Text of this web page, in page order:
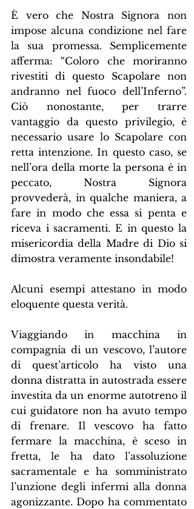
È vero che Nostra Signora non
impose alcuna condizione nel fare
la sua promessa. Semplicemente
afferma: “Coloro che moriranno
rivestiti di questo Scapolare non
andranno nel fuoco dell’Inferno”.
Ciò nonostante, per trarre
vantaggio da questo privilegio, è
necessario usare lo Scapolare con
retta intenzione. In questo caso, se
nell’ora della morte la persona è in
peccato, Nostra Signora
provvederà, in qualche maniera, a
fare in modo che essa si penta e
riceva i sacramenti. E in questo la
misericordia della Madre di Dio si
dimostra veramente insondabile!
Alcuni esempi attestano in modo
eloquente questa verità.
Viaggiando in macchina in
compagnia di un vescovo, l’autore
di quest’articolo ha visto una
donna distratta in autostrada essere
investita da un enorme autotreno il
cui guidatore non ha avuto tempo
di frenare. Il vescovo ha fatto
fermare la macchina, è sceso in
fretta, le ha dato l’assoluzione
sacramentale e ha somministrato
l’unzione degli infermi alla donna
agonizzante. Dopo ha commentato